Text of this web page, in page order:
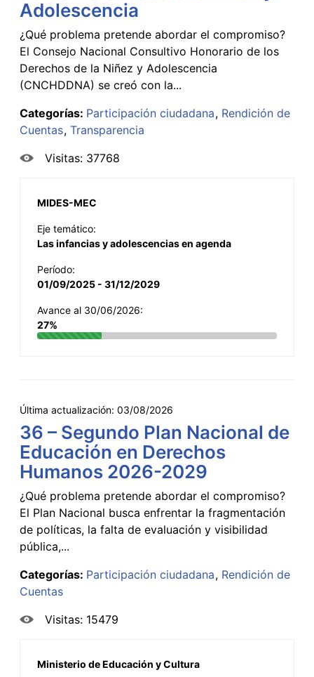
Adolescencia
¿Qué problema pretende abordar el compromiso?
El Consejo Nacional Consultivo Honorario de los
Derechos de la Niñez y Adolescencia
(CNCHDDNA) se creó con la...
Categorías: Participación ciudadana Rendición de
Cuentas Transparencia
Visitas: 37768
MIDES-MEC
Eje temático:
Las infancias y adolescencias en agenda
Período:
01/09/2025 - 31/12/2029
Avance al 30/06/2026:
27%
Última actualización: 03/08/2026
36 – Segundo Plan Nacional de
Educación en Derechos
Humanos 2026-2029
¿Qué problema pretende abordar el compromiso?
El Plan Nacional busca enfrentar la fragmentación
de políticas, la falta de evaluación y visibilidad
pública,...
Categorías: Participación ciudadana Rendición de
Cuentas
Visitas: 15479
Ministerio de Educación y Cultura